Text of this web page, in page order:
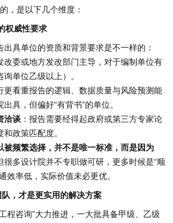
，是以下几个维度：
权威性要求
具单位的资质和背景要求是不一样的：
改委或地方发改部门主导，对于编制单位有
单位乙级以上）。
更看重报告的逻辑、数据质量与风险预测能
具，但偏好“有背书”的单位。
洽谈 ：报告需要经得起政府或第三方专家论
政策匹配度。
被频繁选择，并不是唯一标准，而是因为
很多设计院并不专职做可研，更多时候是“顺
效率低，实际价值未必更优。
，才是更实用的解决方案
程咨询”大力推进，一大批具备甲级、乙级